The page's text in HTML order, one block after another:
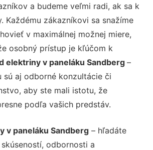
a budeme veľmi radi, ak sa k
Každému zákazníkovi sa snažíme
v maximálnej možnej miere,
osobný prístup je kľúčom k
elektriny v paneláku Sandberg –
sú aj odborné konzultácie či
aby ste mali istotu, že
podľa vašich predstáv.
v paneláku Sandberg – hľadáte
odbornosti a